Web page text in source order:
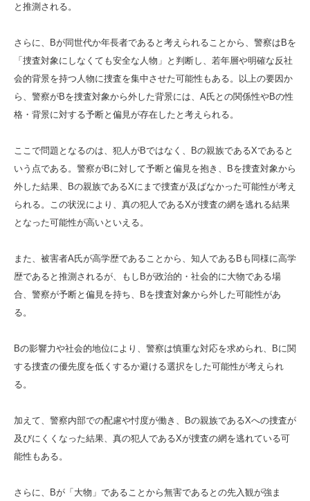
と推測される。
さらに、Bが同世代か年長者であると考えられることから、警察はBを
「捜査対象にしなくても安全な人物」と判断し、若年層や明確な反社
会的背景を持つ人物に捜査を集中させた可能性もある。以上の要因か
ら、警察がBを捜査対象から外した背景には、A氏との関係性やBの性
格・背景に対する予断と偏見が存在したと考えられる。
ここで問題となるのは、犯人がBではなく、Bの親族であるXであると
いう点である。警察がBに対して予断と偏見を抱き、Bを捜査対象から
外した結果、Bの親族であるXにまで捜査が及ばなかった可能性が考え
られる。この状況により、真の犯人であるXが捜査の網を逃れる結果
となった可能性が高いといえる。
また、被害者A氏が高学歴であることから、知人であるBも同様に高学
歴であると推測されるが、もしBが政治的・社会的に大物である場
合、警察が予断と偏見を持ち、Bを捜査対象から外した可能性があ
る。
Bの影響力や社会的地位により、警察は慎重な対応を求められ、Bに関
する捜査の優先度を低くするか避ける選択をした可能性が考えられ
る。
加えて、警察内部での配慮や忖度が働き、Bの親族であるXへの捜査が
及びにくくなった結果、真の犯人であるXが捜査の網を逃れている可
能性もある。
さらに、Bが「大物」であることから無害であるとの先入観が強ま